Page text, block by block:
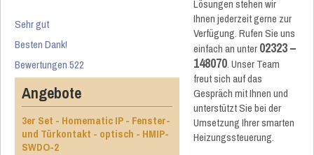
Sehr gut
Besten Dank!
Bewertungen 522
Angebote
3er Set - Homematic IP - Fenster-
und Türkontakt - optisch - HMIP-
SWDO-2
Lösungen stehen wir
Ihnen jederzeit gerne zur
Verfügung. Rufen Sie uns
einfach an unter02323 –
148070. Unser Team
freut sich auf das
Gespräch mit Ihnen und
unterstützt Sie bei der
Umsetzung Ihrer smarten
Heizungssteuerung.